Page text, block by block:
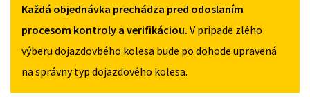
2004-
2013
125/80R17
Každá objednávka prechádza pred odoslaním
procesom kontroly a verifikáciou. V prípade zlého
výberu dojazdovbého kolesa bude po dohode upravená
na správny typ dojazdového kolesa.